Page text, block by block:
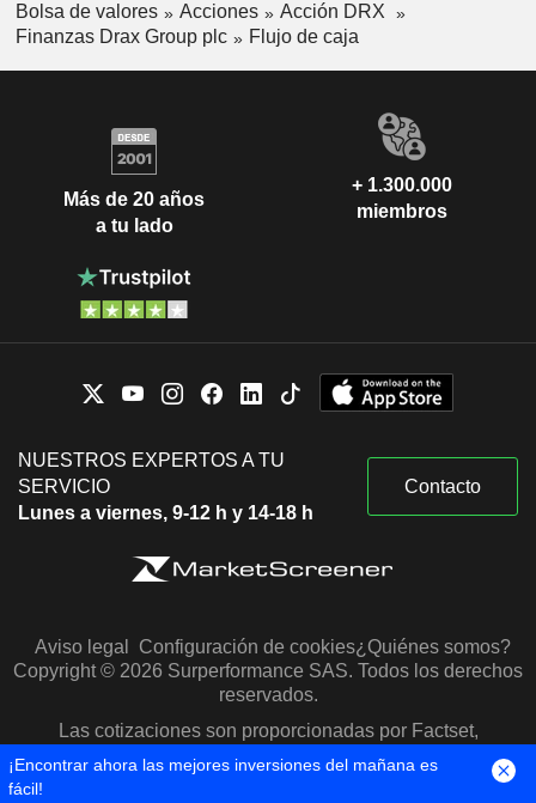
Bolsa de valores Acciones
Acción DRX
Finanzas Drax Group plc
Flujo de caja
Más de 20 años
a tu lado
+ 1.300.000
miembros
NUESTROS EXPERTOS A TU
SERVICIO
Lunes a viernes, 9-12 h y 14-18 h
Contacto
Aviso legal Configuración de cookies¿Quiénes somos?
Copyright © 2026 Surperformance SAS. Todos los derechos
reservados.
Las cotizaciones son proporcionadas por Factset,
Morningstar y S&P Capital IQ
¡Encontrar ahora las mejores inversiones del mañana es
fácil!